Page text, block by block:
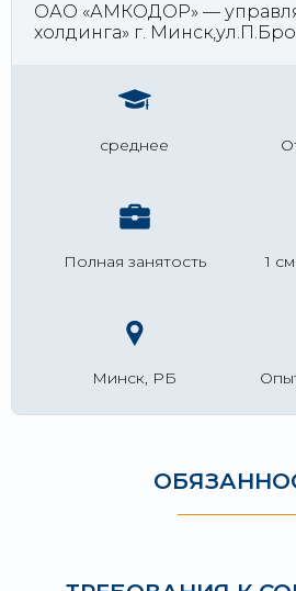
ОАО «АМКОДОР» —
холдинга» г.
среднее
Полная занятость 1
Минск, РБ